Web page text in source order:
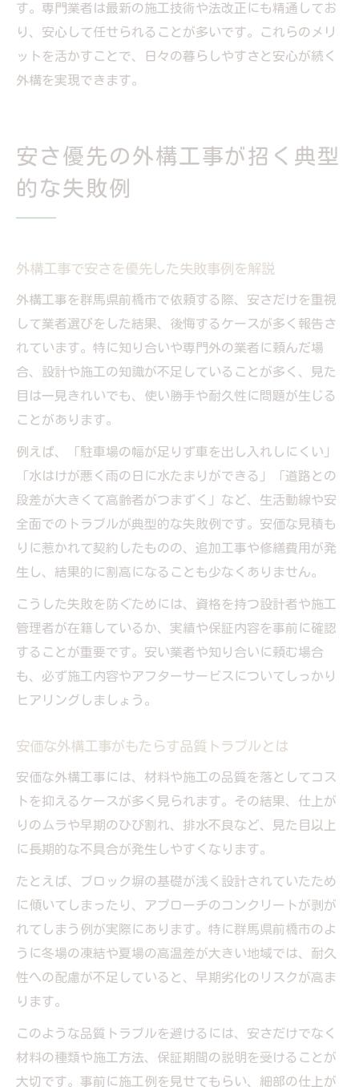
す。専門業者は最新の施工技術や法改正にも精通してお
り、安心して任せられることが多いです。これらのメリ
ットを活かすことで、日々の暮らしやすさと安心が続く
外構を実現できます。
安さ優先の外構工事が招く典型
的な失敗例
外構工事で安さを優先した失敗事例を解説
外構工事を群馬県前橋市で依頼する際、安さだけを重視
して業者選びをした結果、後悔するケースが多く報告さ
れています。特に知り合いや専門外の業者に頼んだ場
合、設計や施工の知識が不足していることが多く、見た
目は一見きれいでも、使い勝手や耐久性に問題が生じる
ことがあります。
例えば、「駐車場の幅が足りず車を出し入れしにくい」
「水はけが悪く雨の日に水たまりができる」「道路との
段差が大きくて高齢者がつまずく」など、生活動線や安
全面でのトラブルが典型的な失敗例です。安価な見積も
りに惹かれて契約したものの、追加工事や修繕費用が発
生し、結果的に割高になることも少なくありません。
こうした失敗を防ぐためには、資格を持つ設計者や施工
管理者が在籍しているか、実績や保証内容を事前に確認
することが重要です。安い業者や知り合いに頼む場合
も、必ず施工内容やアフターサービスについてしっかり
ヒアリングしましょう。
安価な外構工事がもたらす品質トラブルとは
安価な外構工事には、材料や施工の品質を落としてコス
トを抑えるケースが多く見られます。その結果、仕上が
りのムラや早期のひび割れ、排水不良など、見た目以上
に長期的な不具合が発生しやすくなります。
たとえば、ブロック塀の基礎が浅く設計されていたため
に傾いてしまったり、アプローチのコンクリートが剥が
れてしまう例が実際にあります。特に群馬県前橋市のよ
うに冬場の凍結や夏場の高温差が大きい地域では、耐久
性への配慮が不足していると、早期劣化のリスクが高ま
ります。
このような品質トラブルを避けるには、安さだけでなく
材料の種類や施工方法、保証期間の説明を受けることが
大切です。事前に施工例を見せてもらい、細部の仕上が